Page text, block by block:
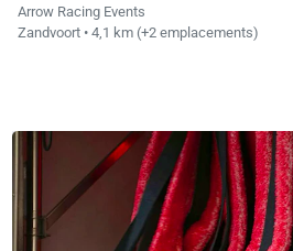
Arrow Racing Events
Zandvoort • 4,1 km (+2 emplacements)